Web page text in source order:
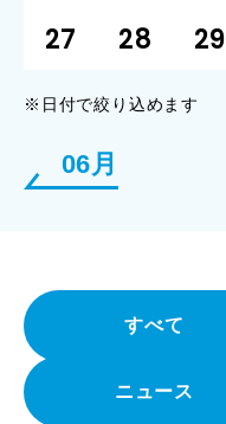
06月
27
28 29
※日付で絞り込めます
すべて
ニュース